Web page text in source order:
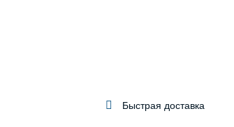
Быстрая доставка